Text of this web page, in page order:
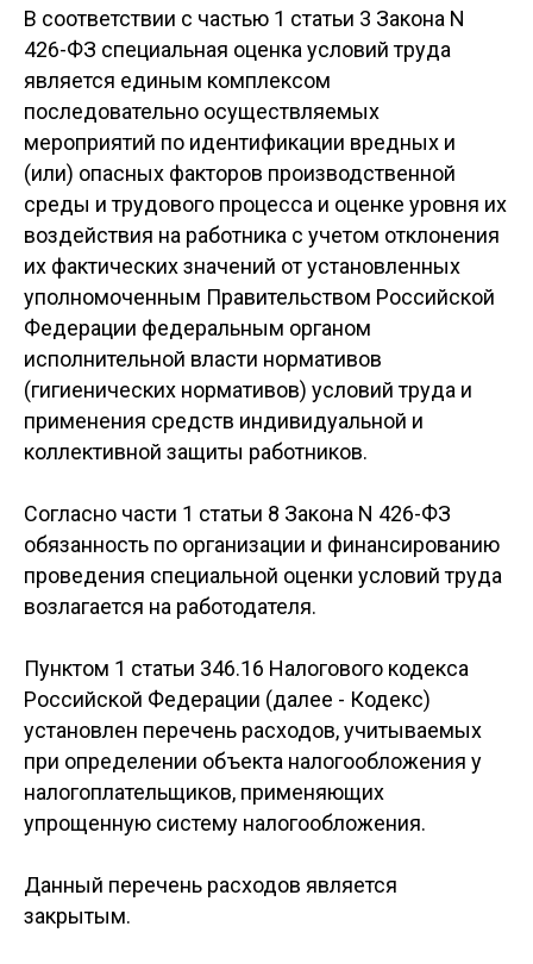
В соответствии с частью 1 статьи 3 Закона N
426-ФЗ специальная оценка условий труда
является единым комплексом
последовательно осуществляемых
мероприятий по идентификации вредных и
(или) опасных факторов производственной
среды и трудового процесса и оценке уровня их
воздействия на работника с учетом отклонения
их фактических значений от установленных
уполномоченным Правительством Российской
Федерации федеральным органом
исполнительной власти нормативов
(гигиенических нормативов) условий труда и
применения средств индивидуальной и
коллективной защиты работников.
Согласно части 1 статьи 8 Закона N 426-ФЗ
обязанность по организации и финансированию
проведения специальной оценки условий труда
возлагается на работодателя.
Пунктом 1 статьи 346.16 Налогового кодекса
Российской Федерации (далее - Кодекс)
установлен перечень расходов, учитываемых
при определении объекта налогообложения у
налогоплательщиков, применяющих
упрощенную систему налогообложения.
Данный перечень расходов является
закрытым.